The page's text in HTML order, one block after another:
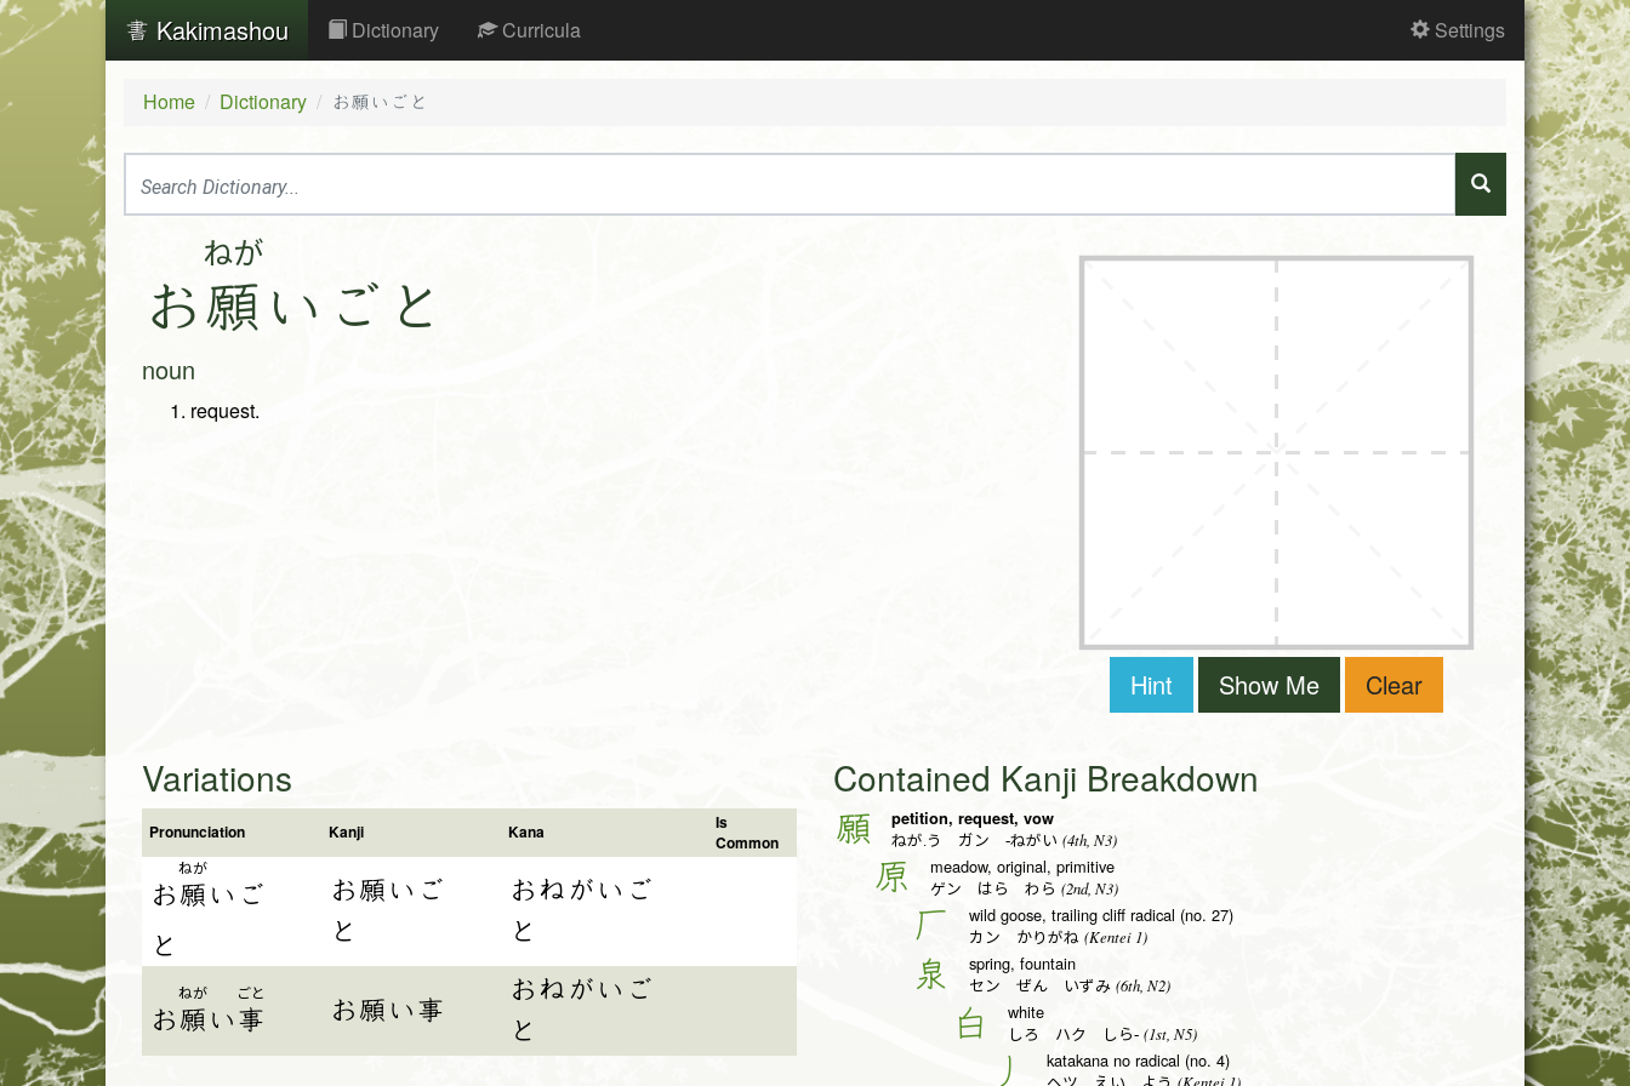
Kakimashou Dictionary Curricula Settings
Home Dictionary お願いごと
お
ねが
願 い ご と
noun
request.
Hint Show Me Clear
Variations
Pronunciation Kanji Kana
Is
Common
お
ねが
願 い ご
と
お願いご
と
おねがいご
と
お
ねが
願 い
ごと
事 お願い事
おねがいご
と
Contained Kanji Breakdown
願 petition, request, vow
ねが.う ガン -ねがい (4th, N3)
原 meadow, original, primitive
ゲン はら わら (2nd, N3)
厂 wild goose, trailing cliff radical (no. 27)
カン かりがね (Kentei 1)
泉 spring, fountain
セン ぜん いずみ (6th, N2)
白 white
しろ ハク しら- (1st, N5)
丿 katakana no radical (no. 4)
(Kentei 1)